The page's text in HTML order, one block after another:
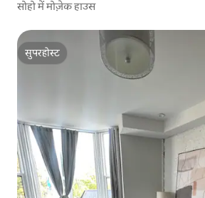
सोहो में मोज़ेक हाउस
सुपरहोस्ट
सुपरहोस्ट